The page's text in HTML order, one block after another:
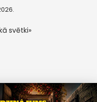
svētki»